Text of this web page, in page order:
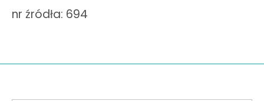
nr źródła: 694